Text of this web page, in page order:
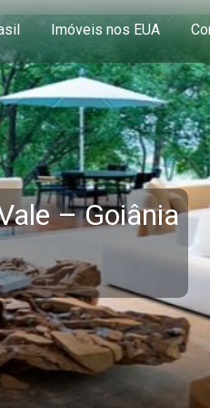
Imóveis nos EUA
– Goiânia